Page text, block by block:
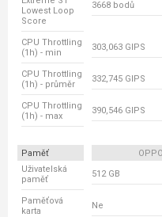
Lowest Loop
Score
3668 bodů
CPU Throttling
(1h) - min
303,063 GIPS
CPU Throttling
(1h) - průměr
332,745 GIPS
CPU Throttling
(1h) - max
390,546 GIPS
Paměť
Uživatelská
paměť
512 GB
Paměťová
karta
Ne